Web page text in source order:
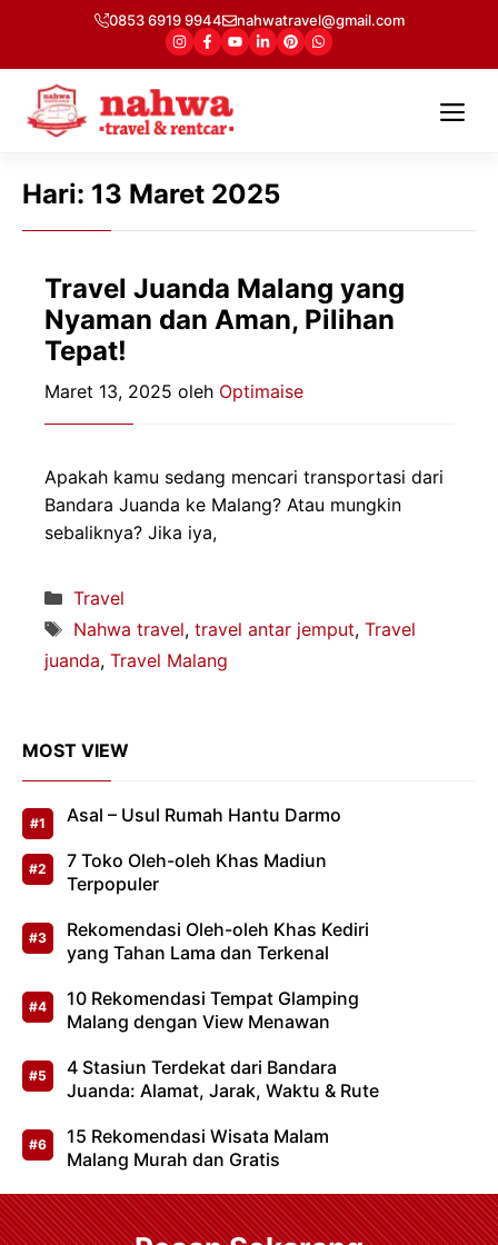
isi
0853 6919 9944 nahwatravel@gmail.com
Hari: 13 Maret 2025
Travel Juanda Malang yang
Nyaman dan Aman, Pilihan
Tepat!
Maret 13, 2025 oleh Optimaise
Apakah kamu sedang mencari transportasi dari
Bandara Juanda ke Malang? Atau mungkin
sebaliknya? Jika iya,
Kategori
Travel
Tag
Nahwa travel, travel antar jemput, Travel
juanda, Travel Malang
MOST VIEW
Asal – Usul Rumah Hantu Darmo
7 Toko Oleh-oleh Khas Madiun
Terpopuler
Rekomendasi Oleh-oleh Khas Kediri
yang Tahan Lama dan Terkenal
10 Rekomendasi Tempat Glamping
Malang dengan View Menawan
4 Stasiun Terdekat dari Bandara
Juanda: Alamat, Jarak, Waktu & Rute
15 Rekomendasi Wisata Malam
Malang Murah dan Gratis